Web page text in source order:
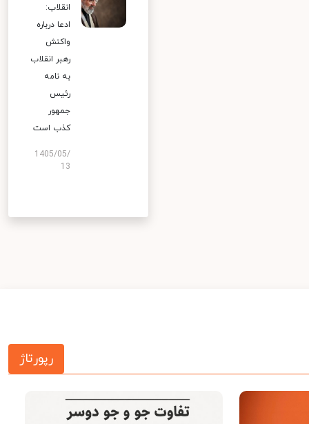
انقلاب:
ادعا درباره
واکنش
رهبر انقلاب
به نامه
رئیس
جمهور
کذب است
1405/05/
13
رپورتاژ